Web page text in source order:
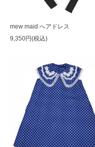
mew maid へアドレス
9,350円(税込)